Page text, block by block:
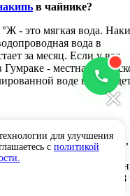
в чайнике?
- это мягкая вода.
вода в
за месяц. Если у вас
- местная вода
воде вы
и склад закрыты,
сайт и ботов
в
в пятницу до 18
×
для улучшения
с политикой